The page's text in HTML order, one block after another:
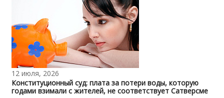
12 июля, 2026
Конституционный суд: плата за потери воды, которую
годами взимали с жителей, не соответствует Сатверсме